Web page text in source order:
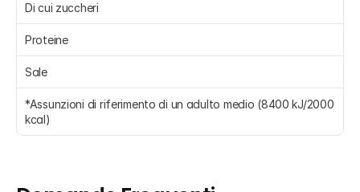
Di cui zuccheri
Proteine
Sale
*Assunzioni di riferimento di un adulto medio (8400 kJ/2000
kcal)